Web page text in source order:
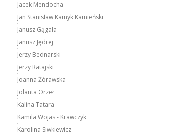
Jacek Mendocha
Jan Stanisław Kamyk Kamieński
Janusz Gągała
Janusz Jędrej
Jerzy Bednarski
Jerzy Ratajski
Joanna Żórawska
Jolanta Orzeł
Kalina Tatara
Kamila Wojas - Krawczyk
Karolina Siwkiewicz